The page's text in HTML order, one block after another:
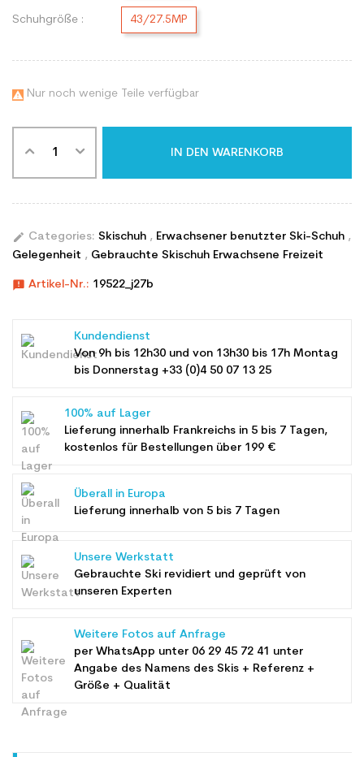
Schuhgröße : 43/27.5MP
 Nur noch wenige Teile verfügbar
IN DEN WARENKORB
edit Categories: Skischuh , Erwachsener benutzter Ski-Schuh ,
Gelegenheit , Gebrauchte Skischuh Erwachsene Freizeit
announcement Artikel-Nr.: 19522_j27b
Kundendienst
Von 9h bis 12h30 und von 13h30 bis 17h Montag
bis Donnerstag +33 (0)4 50 07 13 25
100% auf Lager
Lieferung innerhalb Frankreichs in 5 bis 7 Tagen,
kostenlos für Bestellungen über 199 €
Überall in Europa
Lieferung innerhalb von 5 bis 7 Tagen
Unsere Werkstatt
Gebrauchte Ski revidiert und geprüft von
unseren Experten
Weitere Fotos auf Anfrage
per WhatsApp unter 06 29 45 72 41 unter
Angabe des Namens des Skis + Referenz +
Größe + Qualität